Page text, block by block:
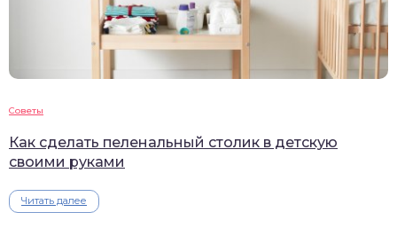
Советы
Как сделать пеленальный столик в детскую
своими руками
Читать далее